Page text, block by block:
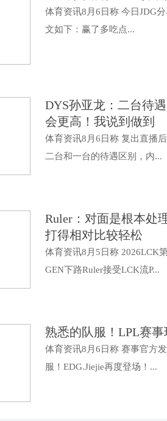
体育资讯8月6日称 今日JDG
文如下：赢了多吃点...
DYS孙亚龙：二台待
会更高！我说到做到
体育资讯8月6日称 复出直播
二台和一台的待遇区别，内...
Ruler：对面是根本处
打得相对比较轻松
体育资讯8月5日称 2026LCK
GEN下路Ruler接受LCK流P...
熟悉的队服！LPL赛
体育资讯8月6日称 赛事官方
服！EDG.Jiejie再度登场！...